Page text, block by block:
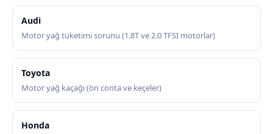
Audi
Motor yağ tüketimi sorunu (1.8T ve 2.0 TFSI motorlar)
Toyota
Motor yağ kaçağı (ön conta ve keçeler)
Honda